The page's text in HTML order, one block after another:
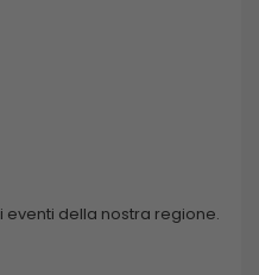
eventi della nostra regione.